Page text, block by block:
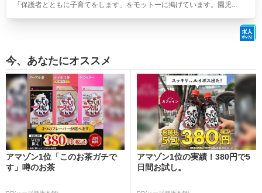
「保護者とともに子育てをします」をモットーに掲げています。園児...
今、あなたにオススメ
アマゾン1位「このお茶ガチで
す」噂のお茶
アマゾン1位の実績！380円で5
日間お試し。